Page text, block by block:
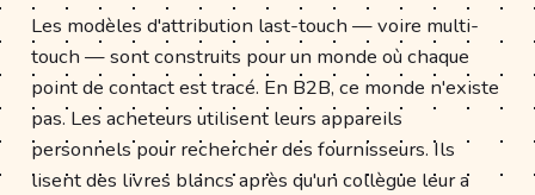
Les modèles d'attribution last-touch — voire multi-
touch — sont construits pour un monde où chaque
point de contact est tracé. En B2B, ce monde n'existe
pas. Les acheteurs utilisent leurs appareils
personnels pour rechercher des fournisseurs. Ils
lisent des livres blancs après qu'un collègue leur a